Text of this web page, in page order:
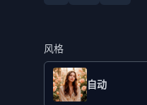
风格
自动